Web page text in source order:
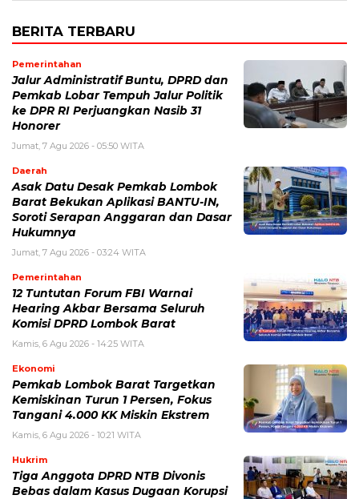
BERITA TERBARU
Pemerintahan
Jalur Administratif Buntu, DPRD dan
Pemkab Lobar Tempuh Jalur Politik
ke DPR RI Perjuangkan Nasib 31
Honorer
Jumat, 7 Agu 2026 - 05:50 WITA
Daerah
Asak Datu Desak Pemkab Lombok
Barat Bekukan Aplikasi BANTU-IN,
Soroti Serapan Anggaran dan Dasar
Hukumnya
Jumat, 7 Agu 2026 - 03:24 WITA
Pemerintahan
12 Tuntutan Forum FBI Warnai
Hearing Akbar Bersama Seluruh
Komisi DPRD Lombok Barat
Kamis, 6 Agu 2026 - 14:25 WITA
Ekonomi
Pemkab Lombok Barat Targetkan
Kemiskinan Turun 1 Persen, Fokus
Tangani 4.000 KK Miskin Ekstrem
Kamis, 6 Agu 2026 - 10:21 WITA
Hukrim
Tiga Anggota DPRD NTB Divonis
Bebas dalam Kasus Dugaan Korupsi